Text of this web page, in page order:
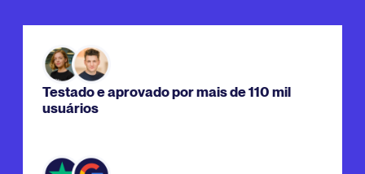
Testado e aprovado por mais de 110 mil
usuários